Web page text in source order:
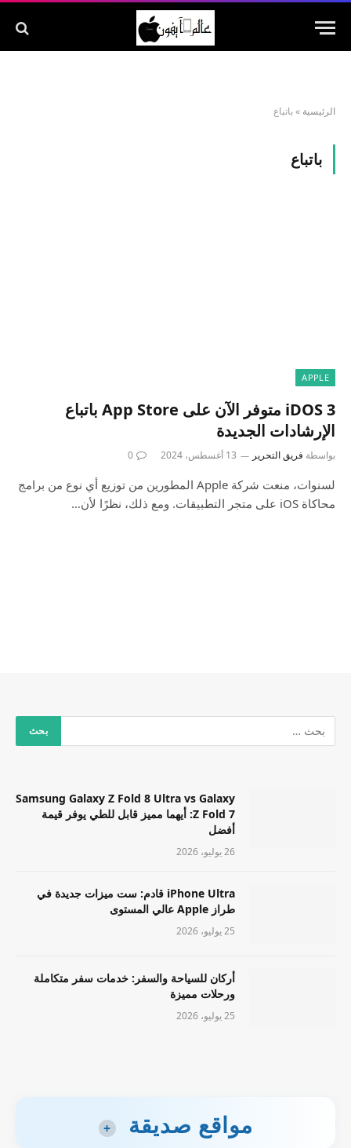
الرئيسية »باتباع
باتباع
APPLE
iDOS 3 متوفر الآن على App Store باتباع
الإرشادات الجديدة
بواسطة فريق التحرير 13 أغسطس، 2024 0
لسنوات، منعت شركة Apple المطورين من توزيع أي نوع من برامج
محاكاة iOS على متجر التطبيقات. ومع ذلك، نظرًا لأن…
Samsung Galaxy Z Fold 8 Ultra vs Galaxy
Z Fold 7: أيهما مميز قابل للطي يوفر قيمة
أفضل
26 يوليو، 2026
iPhone Ultra قادم: ست ميزات جديدة في
طراز Apple عالي المستوى
25 يوليو، 2026
أركان للسياحة والسفر: خدمات سفر متكاملة
ورحلات مميزة
25 يوليو، 2026
مواقع صديقة +